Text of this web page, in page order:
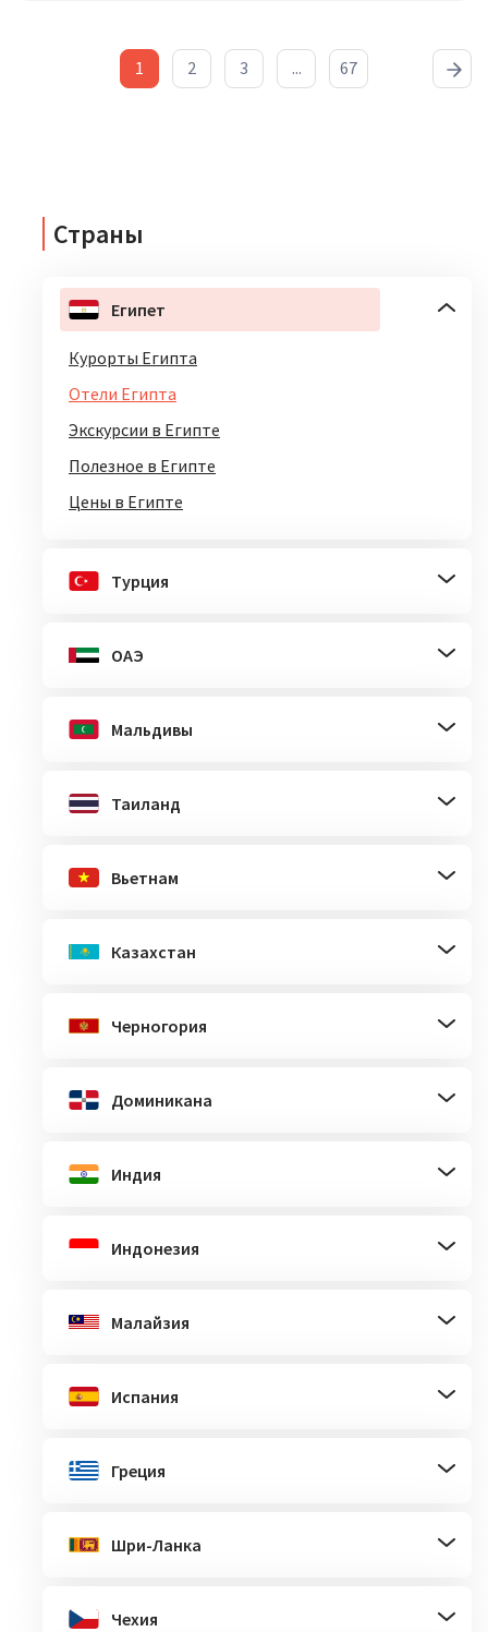
1 2 3 ... 67
Страны
Египет
Курорты Египта
Отели Египта
Экскурсии в Египте
Полезное в Египте
Цены в Египте
Турция
ОАЭ
Мальдивы
Таиланд
Вьетнам
Казахстан
Черногория
Доминикана
Индия
Индонезия
Малайзия
Испания
Греция
Шри-Ланка
Чехия